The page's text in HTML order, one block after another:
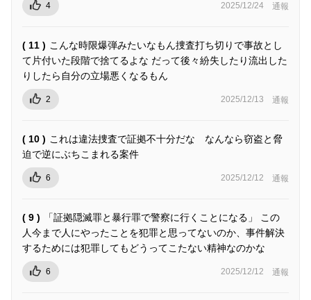
4 2025/12/24 通報
( 11 ) こんな時限爆弾みたいなもん捜査打ち切りで事故とし
て片付いた段階で捨てるよな だって後々紛失したり流出した
りしたら自分の立場悪くなるもん
2 2025/12/13 通報
( 10 ) これは違法捜査で証拠不十分だな なんなら窃盗と脅
迫で逆にぶちこまれる案件
6 2025/12/12 通報
( 9 )
「証拠隠滅罪と暴行罪で警察に行くことになる」 この
人今まで人にやったことを犯罪と思ってないのか、事件解決
するためには犯罪してもどうってこたない精神なのかな
6 2025/12/12 通報